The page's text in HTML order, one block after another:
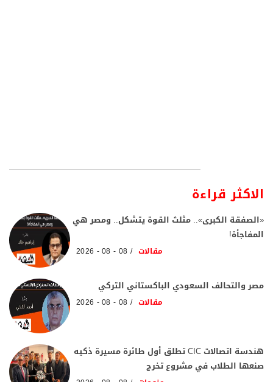
الاكثر قراءة
«الصفقة الكبرى».. مثلث القوة يتشكل.. ومصر هي
المفاجأة!
مقالات 08 - 08 - 2026
مصر والتحالف السعودي الباكستاني التركي
مقالات 08 - 08 - 2026
هندسة اتصالات CIC تطلق أول طائرة مسيرة ذكيه
صنعها الطلاب في مشروع تخرج